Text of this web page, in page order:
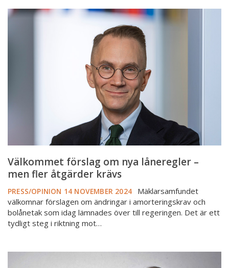
Välkommet
förslag
Välkommet förslag om nya låneregler –
men fler åtgärder krävs
PRESS/OPINION 14 NOVEMBER 2024
Mäklarsamfundet
välkomnar förslagen om ändringar i amorteringskrav och
bolånetak som idag lämnades över till regeringen. Det är ett
tydligt steg i riktning mot…
Tredubbling